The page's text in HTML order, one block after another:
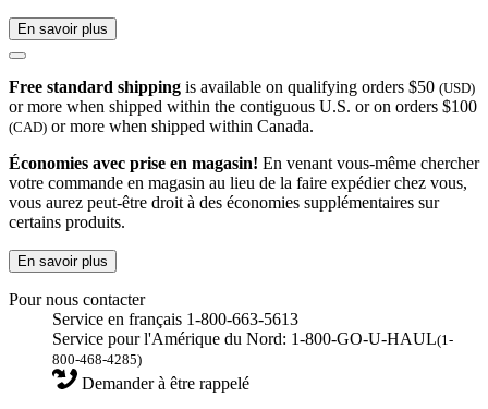
En savoir plus
Free standard shipping is available on qualifying orders $50 (USD)
or more when shipped within the contiguous U.S. or on orders $100
(CAD) or more when shipped within Canada.
Économies avec prise en magasin! En venant vous-même chercher
votre commande en magasin au lieu de la faire expédier chez vous,
vous aurez peut-être droit à des économies supplémentaires sur
certains produits.
En savoir plus
Pour nous contacter
Service en français 1-800-663-5613
Service pour l'Amérique du Nord: 1-800-GO-U-HAUL(1-
800-468-4285)
Demander à être rappelé